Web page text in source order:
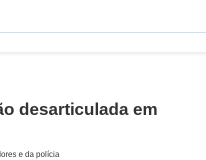
desarticulada em
e da polícia